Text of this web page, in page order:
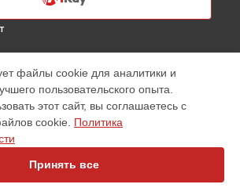
монокуляр
прицел
бинокль
файлы cookie для аналитики и
пользовательского опыта.
этот сайт, вы соглашаетесь с
cookie. Политика
Принять все